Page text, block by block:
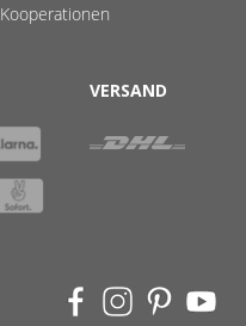
Kooperationen
VERSAND